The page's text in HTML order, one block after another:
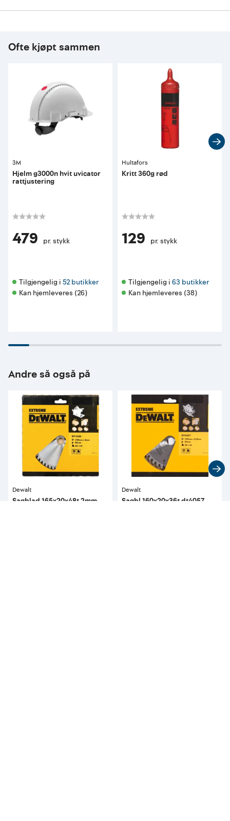
Ofte kjøpt sammen
3M
Hjelm g3000n hvit uvicator
rattjustering
479 pr. stykk
Tilgjengelig i 52 butikker
Kan hjemleveres (26)
Hultafors
Kritt 360g rød
129 pr. stykk
Tilgjengelig i 63 butikker
Kan hjemleveres (38)
Andre så også på
Dewalt
Sagblad 165x20x48t 2mm
Dewalt
Sagbl 160x20x36t dt4057